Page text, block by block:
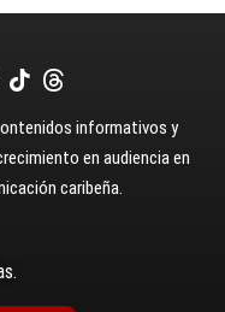
informativos y
en audiencia en
caribeña.